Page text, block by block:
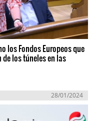
los Fondos Europeos que
los túneles en las
28/01/2024